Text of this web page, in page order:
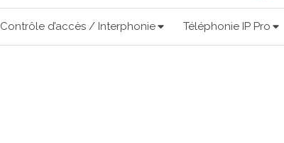
Contrôle d’accès / Interphonie Téléphonie IP Pro